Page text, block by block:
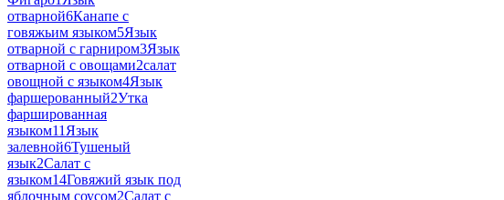
отварной6Канапе с
говяжьим языком5Язык
отварной с гарниром3Язык
отварной с овощами2салат
овощной с языком4Язык
фаршерованный2Утка
фаршированная
языком11Язык
залевной6Тушеный
язык2Салат с
языком14Говяжий язык под
яблочным соусом2Салат с